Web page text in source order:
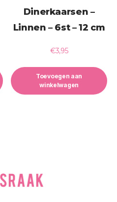
Dinerkaarsen –
Linnen – 6st – 12 cm
€3,95
Toevoegen aan
winkelwagen